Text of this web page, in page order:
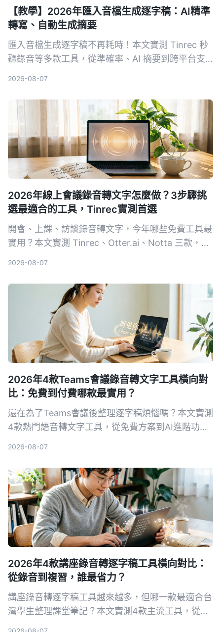
【教學】2026年匯入音檔生成逐字稿：AI精準
轉寫、自動生成摘要
匯入音檔生成逐字稿不再耗時！本文實測 Tinrec 秒
聽錄音等多款工具，從準確率、AI 摘要到跨平台支
2026-08-07
2026年線上會議錄音轉文字怎麼做？3步驟挑
選最適合的工具，Tinrec實測首選
開會、上課、訪談錄音轉文字，今年哪些免費工具最
實用？本文實測 Tinrec、Otter.ai、Notta 三款，從
2026-08-07
2026年4款Teams會議錄音轉文字工具橫向對
比：免費到付費哪款最實用？
還在為了Teams會議後整理逐字稿煩惱嗎？本文實測
4款熱門語音轉文字工具，從免費方案到AI進階功能
2026-08-07
2026年4款講座錄音轉逐字稿工具橫向對比：
從錄音到複習，誰最省力？
講座錄音轉逐字稿工具越來越多，但哪一款最適合台
灣學生整理課堂筆記？本文實測4款主流工具，從準